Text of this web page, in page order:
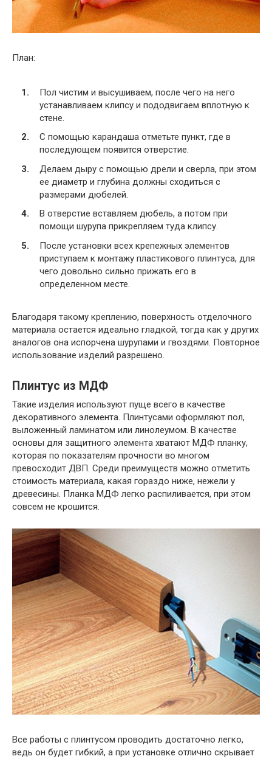
План:
Пол чистим и высушиваем, после чего на него
устанавливаем клипсу и пододвигаем вплотную к
стене.
С помощью карандаша отметьте пункт, где в
последующем появится отверстие.
Делаем дыру с помощью дрели и сверла, при этом
ее диаметр и глубина должны сходиться с
размерами дюбелей.
В отверстие вставляем дюбель, а потом при
помощи шурупа прикрепляем туда клипсу.
После установки всех крепежных элементов
приступаем к монтажу пластикового плинтуса, для
чего довольно сильно прижать его в
определенном месте.
Благодаря такому креплению, поверхность отделочного
материала остается идеально гладкой, тогда как у других
аналогов она испорчена шурупами и гвоздями. Повторное
использование изделий разрешено.
Плинтус из МДФ
Такие изделия используют пуще всего в качестве
декоративного элемента. Плинтусами оформляют пол,
выложенный ламинатом или линолеумом. В качестве
основы для защитного элемента хватают МДФ планку,
которая по показателям прочности во многом
превосходит ДВП. Среди преимуществ можно отметить
стоимость материала, какая гораздо ниже, нежели у
древесины. Планка МДФ легко распиливается, при этом
совсем не крошится.
Все работы с плинтусом проводить достаточно легко,
ведь он будет гибкий, а при установке отлично скрывает